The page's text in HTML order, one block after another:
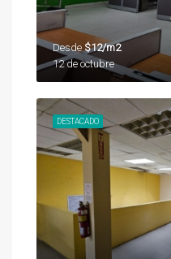
Desde$12/m2
12 de octubre
DESTACADO